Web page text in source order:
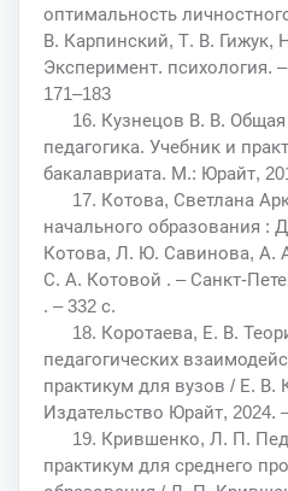
оптимальность
В. Карпинский, Т. В. Гижук,
Эксперимент. психология.
171–183
16. Кузнецов В. В.
педагогика. Учебник и
бакалавриата. М.: Юрайт,
17. Котова, Светлана
начального образования :
Котова, Л. Ю. Савинова, А.
С. А. Котовой . – Санкт-
. – 332 с.
18. Коротаева, Е. В.
педагогических
практикум для вузов / Е.
Издательство Юрайт, 2024.
19. Крившенко, Л. П.
практикум для среднего